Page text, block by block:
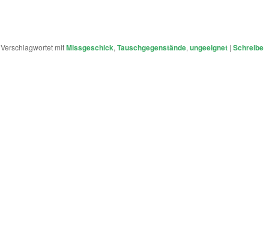
Verschlagwortet mitMissgeschick, Tauschgegenstände, ungeeignet | Schreibe